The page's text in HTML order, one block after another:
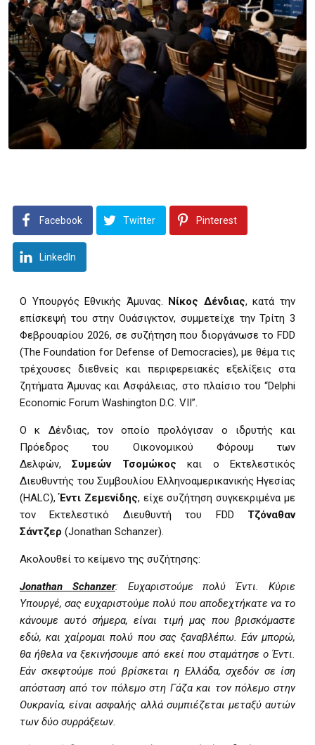
Facebook Twitter Pinterest
LinkedIn
O Υπουργός Εθνικής Άμυνας. Νίκος Δένδιας, κατά την
επίσκεψή του στην Ουάσιγκτον, συμμετείχε την Τρίτη 3
Φεβρουαρίου 2026, σε συζήτηση που διοργάνωσε το FDD
(The Foundation for Defense of Democracies), με θέμα τις
τρέχουσες διεθνείς και περιφερειακές εξελίξεις στα
ζητήματα Άμυνας και Ασφάλειας, στο πλαίσιο του “Delphi
Economic Forum Washington D.C. VII”.
Ο κ Δένδιας, τον οποίο προλόγισαν ο ιδρυτής και
Πρόεδρος του Οικονομικού Φόρουμ των
Δελφών,Συμεών Τσομώκος και ο Εκτελεστικός
Διευθυντής του Συμβουλίου Ελληνοαμερικανικής Ηγεσίας
(HALC),Έντι Ζεμενίδης, είχε συζήτηση συγκεκριμένα με
τον Εκτελεστικό Διευθυντή του FDD Τζόναθαν
Σάντζερ (Jonathan Schanzer).
Ακολουθεί το κείμενο της συζήτησης:
Jonathan Schanzer: Ευχαριστούμε πολύ Έντι. Κύριε
Υπουργέ, σας ευχαριστούμε πολύ που αποδεχτήκατε να το
κάνουμε αυτό σήμερα, είναι τιμή μας που βρισκόμαστε
εδώ, και χαίρομαι πολύ που σας ξαναβλέπω. Εάν μπορώ,
θα ήθελα να ξεκινήσουμε από εκεί που σταμάτησε ο Έντι.
Εάν σκεφτούμε πού βρίσκεται η Ελλάδα, σχεδόν σε ίση
απόσταση από τον πόλεμο στη Γάζα και τον πόλεμο στην
Ουκρανία, είναι ασφαλής αλλά συμπιέζεται μεταξύ αυτών
των δύο συρράξεων.